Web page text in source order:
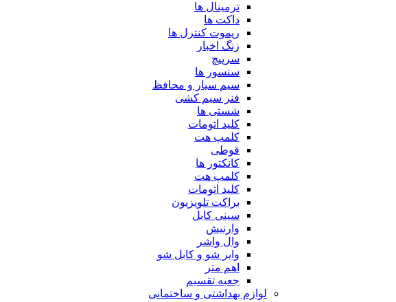
ترمینال ها
داکت ها
ریموت کنترل ها
زنگ اخبار
سرپیچ
سنسور ها
سیم سیار و محافظ
فنر سیم کشی
شستی ها
کلید اتومات
کلمپ هت
قوطی
کانکتور ها
کلمپ هت
کلید اتومات
براکت تلویزیون
سینی کابل
وارنیش
وال واشر
وایر شو و کابل شو
اهم متر
جعبه تقسیم
لوازم بهداشتی و ساختمانی